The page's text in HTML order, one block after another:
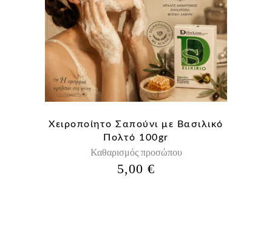
Χειροποίητο Σαπούνι με Βασιλικό
Πολτό 100gr
Καθαρισμός προσώπου
5,00€